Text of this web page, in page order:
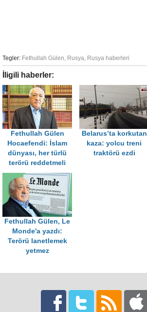
Tegler: Fethullah Gülen, Rusya, Rusya haberleri
İligili haberler:
Fethullah Gülen
Hocaefendi: İslam
dünyası, her türlü
terörü reddetmeli
Belarus’ta korkutan
kaza: yolcu treni
traktörü ezdi
Fethullah Gülen, Le
Monde'a yazdı:
Terörü lanetlemek
yetmez